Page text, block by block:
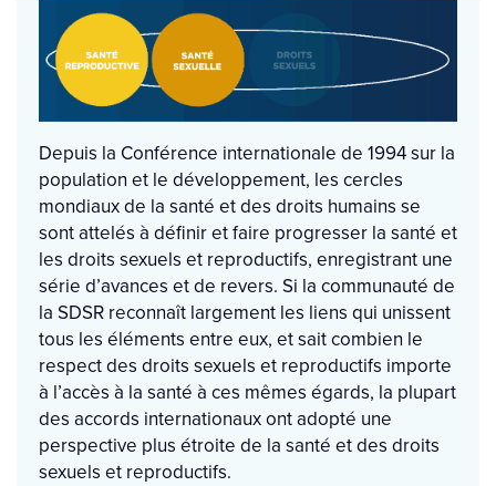
Depuis la Conférence internationale de 1994 sur la
population et le développement, les cercles
mondiaux de la santé et des droits humains se
sont attelés à définir et faire progresser la santé et
les droits sexuels et reproductifs, enregistrant une
série d’avances et de revers. Si la communauté de
la SDSR reconnaît largement les liens qui unissent
tous les éléments entre eux, et sait combien le
respect des droits sexuels et reproductifs importe
à l’accès à la santé à ces mêmes égards, la plupart
des accords internationaux ont adopté une
perspective plus étroite de la santé et des droits
sexuels et reproductifs.